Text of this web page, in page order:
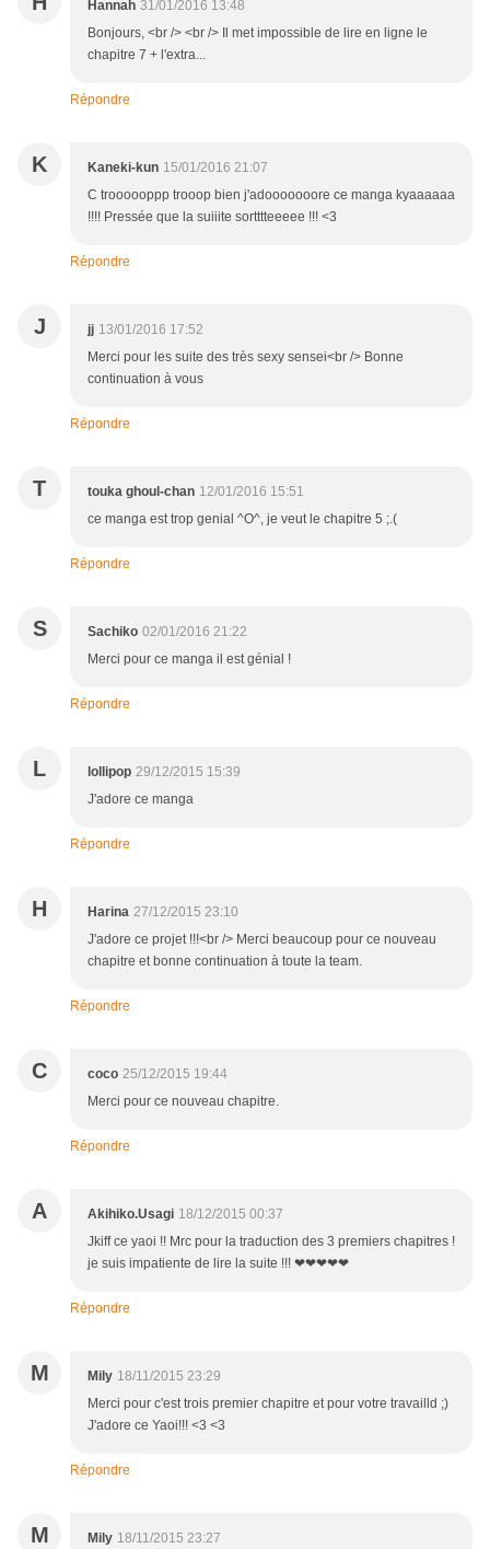
Hannah 31/01/2016 13:48
Bonjours, <br /> <br /> Il met impossible de lire en ligne le
chapitre 7 + l'extra...
Répondre
K Kaneki-kun 15/01/2016 21:07
C troooooppp trooop bien j'adooooooore ce manga kyaaaaaa
!!!! Pressée que la suiiite sortttteeeee !!! <3
Répondre
J jj 13/01/2016 17:52
Merci pour les suite des très sexy sensei<br /> Bonne
continuation à vous
Répondre
T touka ghoul-chan 12/01/2016 15:51
ce manga est trop genial ^O^, je veut le chapitre 5 ;.(
Répondre
S Sachiko 02/01/2016 21:22
Merci pour ce manga il est génial !
Répondre
L lollipop 29/12/2015 15:39
J'adore ce manga
Répondre
H Harina 27/12/2015 23:10
J'adore ce projet !!!<br /> Merci beaucoup pour ce nouveau
chapitre et bonne continuation à toute la team.
Répondre
C coco 25/12/2015 19:44
Merci pour ce nouveau chapitre.
Répondre
A Akihiko.Usagi 18/12/2015 00:37
Jkiff ce yaoi !! Mrc pour la traduction des 3 premiers chapitres !
je suis impatiente de lire la suite !!! ❤❤❤❤❤
Répondre
M Mily 18/11/2015 23:29
Merci pour c'est trois premier chapitre et pour votre travailld ;)
J'adore ce Yaoi!!! <3 <3
Répondre
M Mily 18/11/2015 23:27